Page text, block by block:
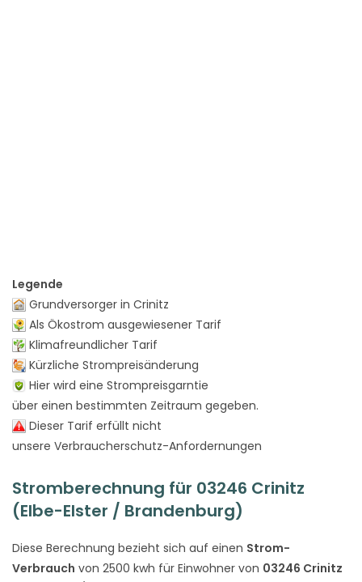
Legende
Grundversorger in Crinitz
Als Ökostrom ausgewiesener Tarif
Klimafreundlicher Tarif
Kürzliche Strompreisänderung
Hier wird eine Strompreisgarntie
über einen bestimmten Zeitraum gegeben.
Dieser Tarif erfüllt nicht
unsere Verbraucherschutz-Anfordernungen
Stromberechnung für 03246 Crinitz
(Elbe-Elster / Brandenburg)
Diese Berechnung bezieht sich auf einen Strom-
Verbrauch von 2500 kwh für Einwohner von 03246 Crinitz